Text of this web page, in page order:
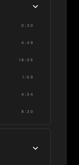
0:30
4:49
18:05
1:59
4:34
8:30